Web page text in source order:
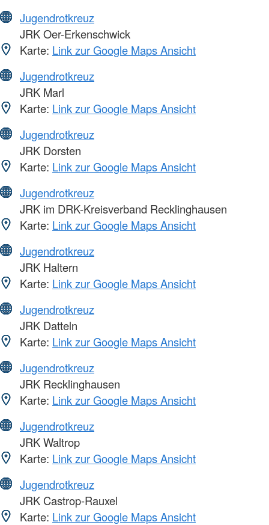
Jugendrotkreuz
JRK Oer-Erkenschwick
Karte: Link zur Google Maps Ansicht
Jugendrotkreuz
JRK Marl
Karte: Link zur Google Maps Ansicht
Jugendrotkreuz
JRK Dorsten
Karte: Link zur Google Maps Ansicht
Jugendrotkreuz
JRK im DRK-Kreisverband Recklinghausen
Karte: Link zur Google Maps Ansicht
Jugendrotkreuz
JRK Haltern
Karte: Link zur Google Maps Ansicht
Jugendrotkreuz
JRK Datteln
Karte: Link zur Google Maps Ansicht
Jugendrotkreuz
JRK Recklinghausen
Karte: Link zur Google Maps Ansicht
Jugendrotkreuz
JRK Waltrop
Karte: Link zur Google Maps Ansicht
Jugendrotkreuz
JRK Castrop-Rauxel
Karte: Link zur Google Maps Ansicht